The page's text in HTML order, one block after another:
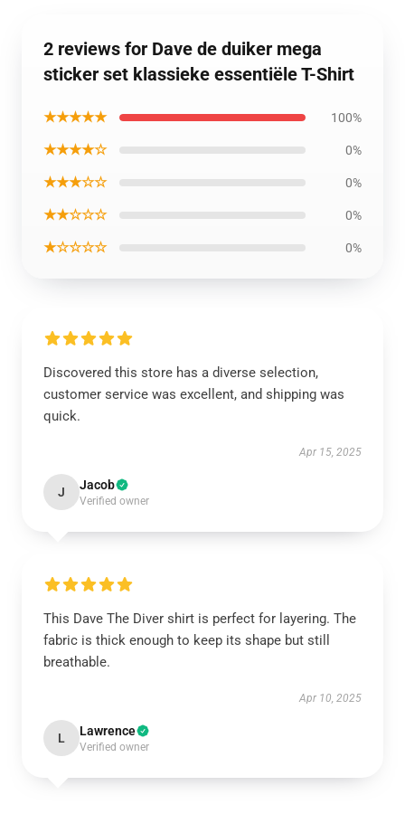
2 reviews for Dave de duiker mega
sticker set klassieke essentiële T-Shirt
★★★★★ 100%
★★★★☆ 0%
★★★☆☆ 0%
★★☆☆☆ 0%
★☆☆☆☆ 0%
Discovered this store has a diverse selection,
customer service was excellent, and shipping was
quick.
Apr 15, 2025
J Jacob
Verified owner
This Dave The Diver shirt is perfect for layering. The
fabric is thick enough to keep its shape but still
breathable.
Apr 10, 2025
L Lawrence
Verified owner